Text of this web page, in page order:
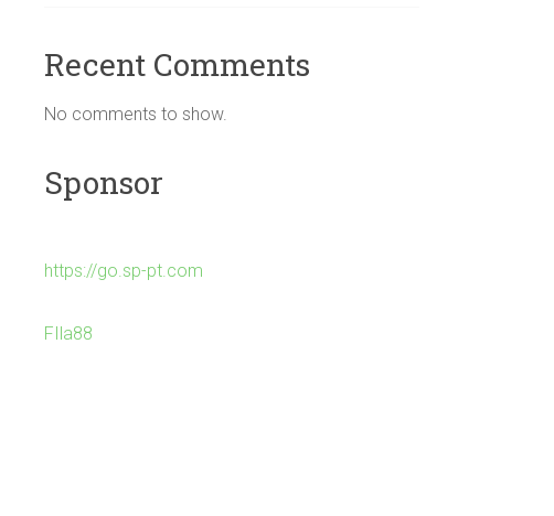
Recent Comments
No comments to show.
Sponsor
https://go.sp-pt.com
FIla88